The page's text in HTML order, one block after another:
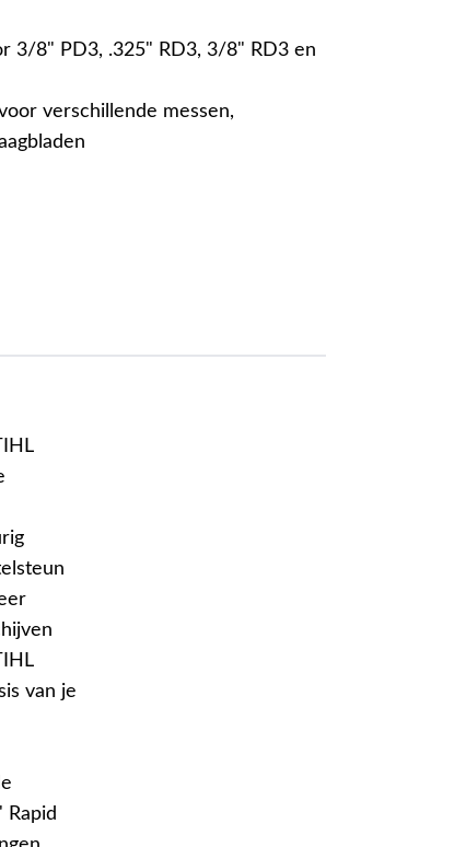
3/8" PD3, .325" RD3, 3/8" RD3 en
verschillende messen,
van je